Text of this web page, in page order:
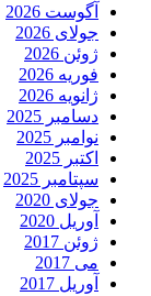
آگوست 2026
جولای 2026
ژوئن 2026
فوریه 2026
ژانویه 2026
دسامبر 2025
نوامبر 2025
اکتبر 2025
سپتامبر 2025
جولای 2020
آوریل 2020
ژوئن 2017
می 2017
آوریل 2017